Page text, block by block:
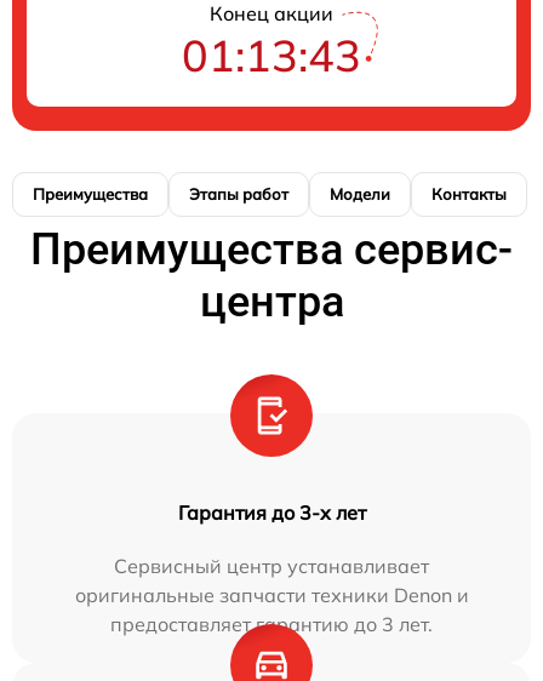
Конец акции
01:13:42
Преимущества Этапы работ Модели Контакты
Преимущества сервис-
центра
Гарантия до 3-х лет
Сервисный центр устанавливает
оригинальные запчасти техники Denon и
предоставляет гарантию до 3 лет.